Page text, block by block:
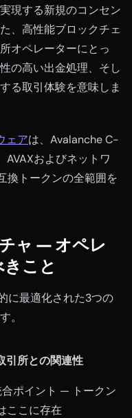
現する新規のコンセン
、高性能ブロックチェ
オペレーターにとっ
の高い出金処理、そし
る取引体験を意味しま
ェアは、Avalanche C-
およびネットワ
換トークンの全範囲を
ャ — オペレ
こと
に最適化された3つの
。
引所との関連性
ポイント — トークン
ここに存在